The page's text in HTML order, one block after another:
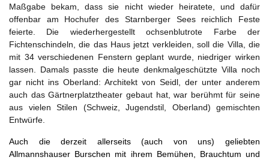
Maßgabe bekam, dass sie nicht wieder heiratete, und dafür
offenbar am Hochufer des Starnberger Sees reichlich Feste
feierte. Die wiederhergestellt ochsenblutrote Farbe der
Fichtenschindeln, die das Haus jetzt verkleiden, soll die Villa, die
mit 34 verschiedenen Fenstern geplant wurde, niedriger wirken
lassen. Damals passte die heute denkmalgeschützte Villa noch
gar nicht ins Oberland: Architekt von Seidl, der unter anderem
auch das Gärtnerplatztheater gebaut hat, war berühmt für seine
aus vielen Stilen (Schweiz, Jugendstil, Oberland) gemischten
Entwürfe.
Auch die derzeit allerseits (auch von uns) geliebten
Allmannshauser Burschen mit ihrem Bemühen, Brauchtum und